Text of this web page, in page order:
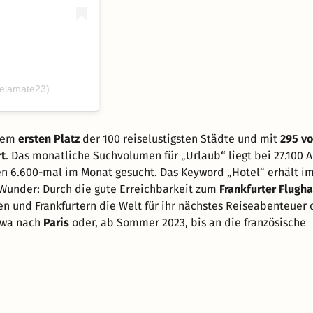
ersten Platz der 100 reiselustigsten Städte und mit 295
. Das monatliche Suchvolumen für „Urlaub“ liegt bei 27.100
6.600-mal im Monat gesucht. Das Keyword „Hotel“ erhält
Durch die gute Erreichbarkeit zum Frankfurter
und Frankfurtern die Welt für ihr nächstes Reiseabenteuer
nach Paris oder, ab Sommer 2023, bis an die französische